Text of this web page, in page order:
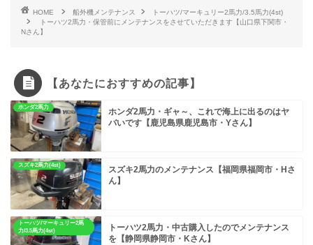
HOME 船外機メンテナンス
トーハツ/マーキュリー2馬力/3.5馬力(4st)
トーハツ2馬力・保管前にメンテナンスをさせていただきます【山口県下関市・
Nさん】
【あなたにおすすめの記事】
ホンダ2馬力
ホンダ2馬力・ギャ～、これで海上に出るのはヤ
バいです【鹿児島県鹿児島市・Yさん】
スズキ2馬力(4st)
スズキ2馬力のメンテナンス【福岡県福岡市・Hさ
ん】
トーハツ/マーキュリー2馬
力/3.5馬力(4st)
トーハツ2馬力・中古購入したのでメンテナンス
を【静岡県静岡市・Kさん】